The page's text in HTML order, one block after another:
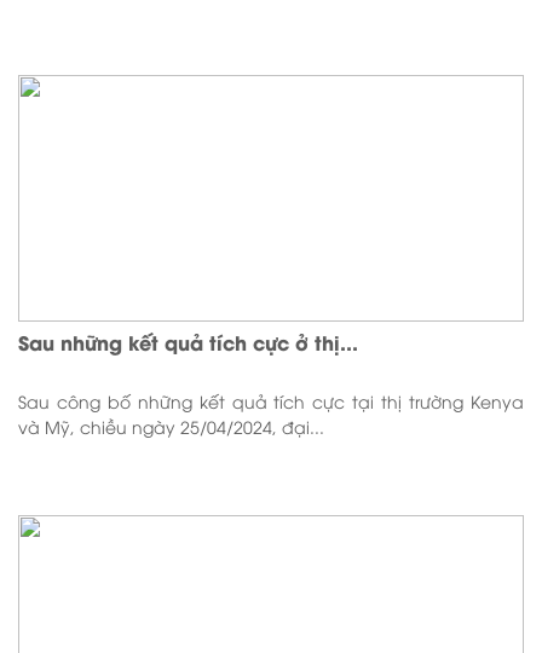
Sau những kết quả tích cực ở thị...
Sau công bố những kết quả tích cực tại thị trường Kenya
và Mỹ, chiều ngày 25/04/2024, đại...